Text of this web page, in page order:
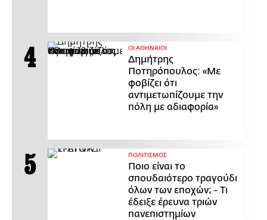
ΟΙ ΑΘΗΝΑΙΟΙ
Δημήτρης
Ποτηρόπουλος: «Με
φοβίζει ότι
αντιμετωπίζουμε την
πόλη με αδιαφορία»
ΠΟΛΙΤΙΣΜΟΣ
Ποιο είναι το
σπουδαιότερο τραγούδι
όλων των εποχών; - Τι
έδειξε έρευνα τριών
πανεπιστημίων